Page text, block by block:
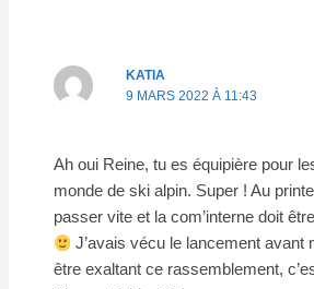
KATIA
9 MARS 2022 À 11:43
Ah oui Reine, tu es équipière pour
monde de ski alpin. Super ! Au
passer vite et la com’interne doit
J’avais vécu le lancement avant
être exaltant ce rassemblement,